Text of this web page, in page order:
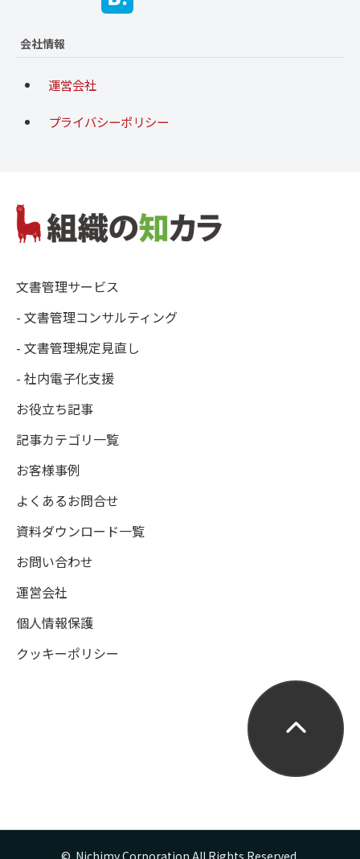
会社情報
運営会社
プライバシーポリシー
文書管理サービス
- 文書管理コンサルティング
- 文書管理規定見直し
- 社内電子化支援
お役立ち記事
記事カテゴリ一覧
お客様事例
よくあるお問合せ
資料ダウンロード一覧
お問い合わせ
運営会社
個人情報保護
クッキーポリシー
©  Nichimy Corporation All Rights Reserved.